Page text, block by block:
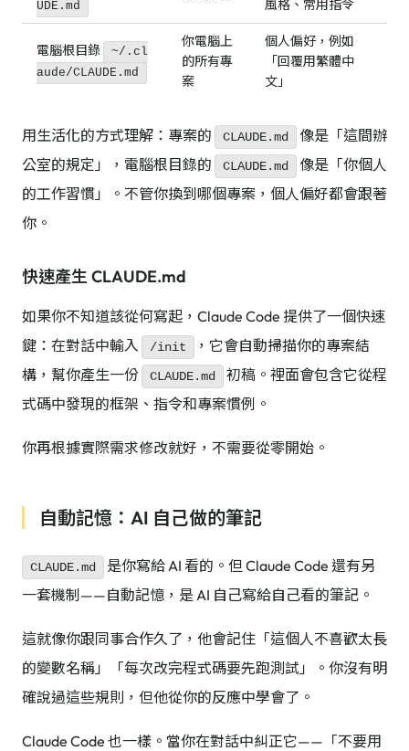
UDE.md
風格、常用指令
電腦根目錄
~/.cl
aude/CLAUDE.md
你電腦上
的所有專
案
個人偏好，例如
「回覆用繁體中
文」
用生活化的方式理解：專案的 CLAUDE.md
像是「這間辦
公室的規定」，電腦根目錄的
CLAUDE.md
像是「你個人
的工作習慣」。不管你換到哪個專案，個人偏好都會跟著
你。
快速產生 CLAUDE.md
如果你不知道該從何寫起，Claude Code 提供了一個快速
鍵：在對話中輸入
/init
，它會自動掃描你的專案結
構，幫你產生一份
CLAUDE.md
初稿。裡面會包含它從程
式碼中發現的框架、指令和專案慣例。
你再根據實際需求修改就好，不需要從零開始。
自動記憶：AI 自己做的筆記
CLAUDE.md
是你寫給 AI 看的。但 Claude Code 還有另
一套機制——自動記憶，是 AI 自己寫給自己看的筆記。
這就像你跟同事合作久了，他會記住「這個人不喜歡太長
的變數名稱」「每次改完程式碼要先跑測試」。你沒有明
確說過這些規則，但他從你的反應中學會了。
Claude Code 也一樣。當你在對話中糾正它——「不要用